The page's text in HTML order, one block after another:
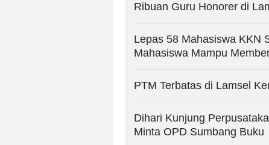
Ribuan Guru Honorer di
Lepas 58 Mahasiswa KKN
Mahasiswa Mampu
PTM Terbatas di Lamsel
Dihari Kunjung
Minta OPD Sumbang Buku